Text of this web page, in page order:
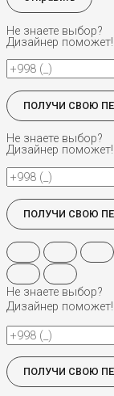
Не знаете выбор?
Дизайнер поможет!
Не знаете выбор?
Дизайнер поможет!
Не знаете выбор?
Дизайнер поможет!